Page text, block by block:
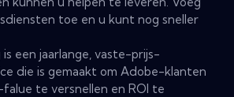
toe en u kunt nog sneller
een jaarlange, vaste-prijs-
die is gemaakt om Adobe-klanten
te versnellen en ROI te